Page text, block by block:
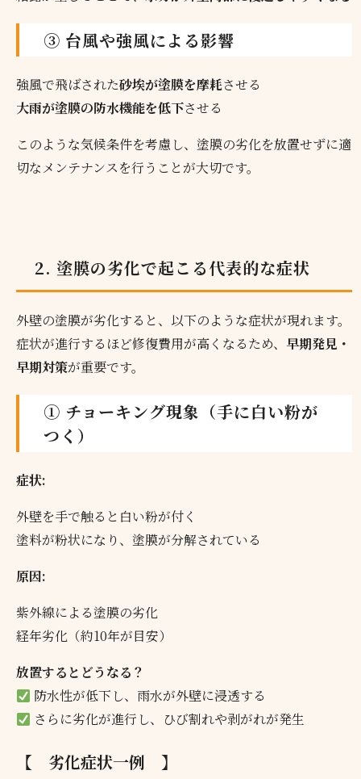
③ 台風や強風による影響
強風で飛ばされた砂埃が塗膜を摩耗させる
大雨が塗膜の防水機能を低下させる
このような気候条件を考慮し、塗膜の劣化を放置せずに適
切なメンテナンスを行うことが大切です。
2. 塗膜の劣化で起こる代表的な症状
外壁の塗膜が劣化すると、以下のような症状が現れます。
症状が進行するほど修復費用が高くなるため、 早期発見・
早期対策が重要です。
① チョーキング現象（手に白い粉が
つく）
症状:
外壁を手で触ると白い粉が付く
塗料が粉状になり、塗膜が分解されている
原因:
紫外線による塗膜の劣化
経年劣化（約10年が目安）
放置するとどうなる？
防水性が低下し、雨水が外壁に浸透する
さらに劣化が進行し、ひび割れや剥がれが発生
【 劣化症状一例 】